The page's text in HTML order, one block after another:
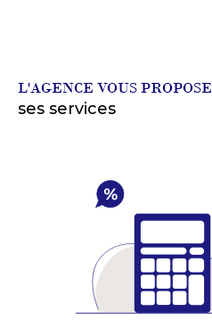
L'AGENCE VOUS PROPOSE
ses services